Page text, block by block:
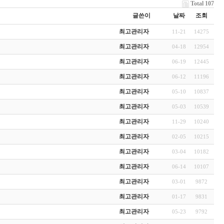
Total 107
글쓴이
날짜 조회
최고관리자 11-21 14275
최고관리자 04-18 12954
최고관리자 06-19 12445
최고관리자 06-12 11196
최고관리자 05-10 10837
최고관리자 05-03 10539
최고관리자 11-29 10240
최고관리자 02-05 10215
최고관리자 03-04 10182
최고관리자 06-14 10107
최고관리자 03-01 9872
최고관리자 01-17 9831
최고관리자 05-23 9792